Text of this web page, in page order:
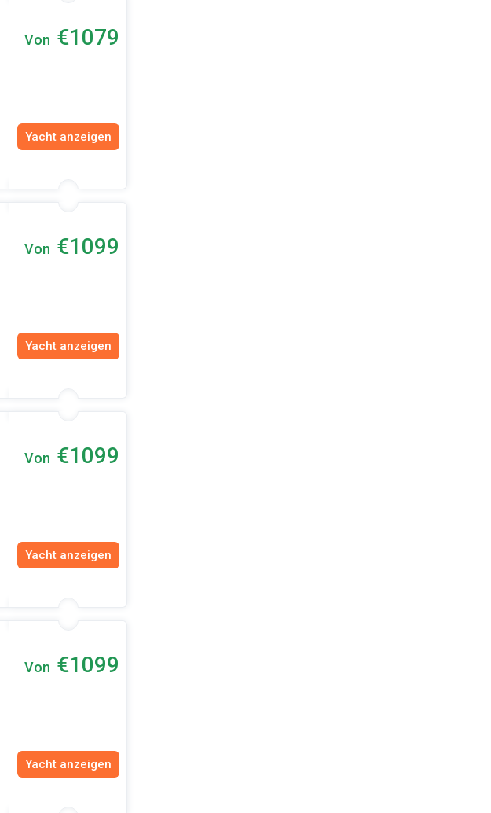
Von €1079
Yacht anzeigen
Von €1099
Yacht anzeigen
Von €1099
Yacht anzeigen
Von €1099
Yacht anzeigen